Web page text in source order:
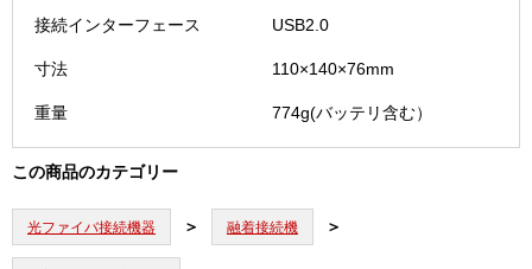
接続インターフェース USB2.0
寸法 110×140×76mm
重量 774g(バッテリ含む）
この商品のカテゴリー
光ファイバ接続機器 融着接続機